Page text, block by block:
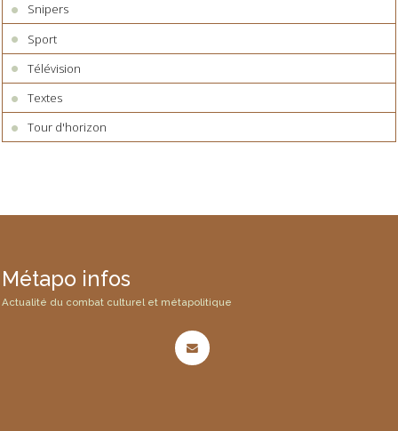
Snipers
Sport
Télévision
Textes
Tour d'horizon
Métapo infos
Actualité du combat culturel et métapolitique